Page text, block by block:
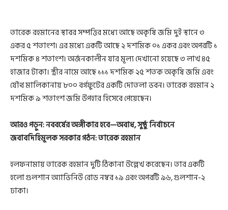
তারেক রহমানের স্থাবর সম্পত্তির মধ্যে আছে অকৃষি জমি দুই স্থানে ৩
একর ৫ শতাংশ। এর মধ্যে একটি আছে ২ দশমিক ০১ একর এবং অপরটি ১
দশমিক ৪ শতাংশ। অর্জনকালীন যার মূল্য দেখানো হয়েছে ৩ লাখ ৪৫
হাজার টাকা। স্ত্রীর নামে আছে ১১১ দশমিক ২৫ শতক অকৃষি জমি এবং
যৌথ মালিকানায় ৮০০ বর্গফুটের একটি দোতলা ভবন। তারেক রহমান ২
দশমিক ৯ শতাংশ জমি উপহার হিসেবে পেয়েছেন।
আরও পড়ুন:নববর্ষের অঙ্গীকার হবে—অবাধ, সুষ্ঠু নির্বাচনে
জবাবদিহিমূলক সরকার গঠন: তারেক রহমান
হলফনামায় তারেক রহমান দুটি ঠিকানা উল্লেখ করেছেন। তার একটি
হলো গুলশান অ্যাভিনিউ রোড নম্বর ১৯ এবং অপরটি ৯৬, গুলশান-২
ঢাকা।